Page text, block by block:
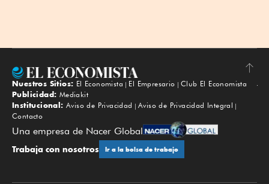
Subir
Nuestros Sitios: El Economista El Empresario
Club El Economista
Publicidad: Mediakit
Institucional: Aviso de Privacidad
Aviso de Privacidad Integral
Contacto
Una empresa de Nacer Global
Trabaja con nosotros Ir a la bolsa de trabajo